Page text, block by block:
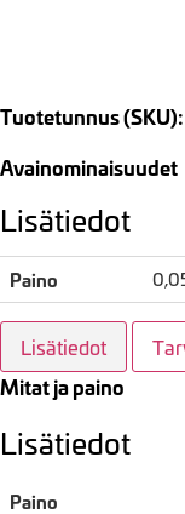
Tuotetunnus
Avainominaisuudet
Lisätiedot
Paino
Lisätiedot
Mitat ja paino
Lisätiedot
Paino